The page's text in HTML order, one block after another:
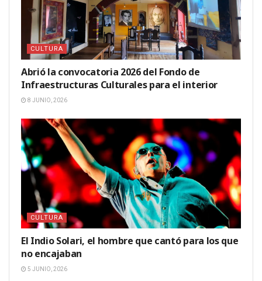
CULTURA
Abrió la convocatoria 2026 del Fondo de
Infraestructuras Culturales para el interior
8 JUNIO, 2026
CULTURA
El Indio Solari, el hombre que cantó para los que
no encajaban
5 JUNIO, 2026